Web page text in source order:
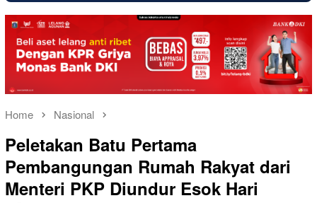
Home Nasional
Peletakan Batu Pertama
Pembangungan Rumah Rakyat dari
Menteri PKP Diundur Esok Hari